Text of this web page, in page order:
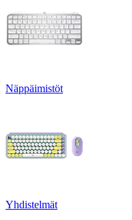
Näppäimistöt
Yhdistelmät